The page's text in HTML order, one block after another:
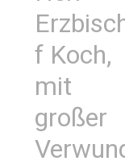
f Koch,
mit
großer